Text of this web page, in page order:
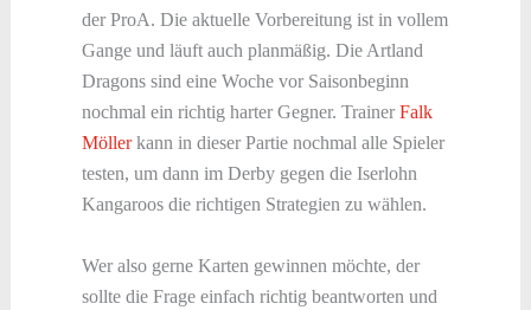
der ProA. Die aktuelle Vorbereitung ist in vollem
Gange und läuft auch planmäßig. Die Artland
Dragons sind eine Woche vor Saisonbeginn
nochmal ein richtig harter Gegner. Trainer Falk
Möllerkann in dieser Partie nochmal alle Spieler
testen, um dann im Derby gegen die Iserlohn
Kangaroos die richtigen Strategien zu wählen.
Wer also gerne Karten gewinnen möchte, der
sollte die Frage einfach richtig beantworten und